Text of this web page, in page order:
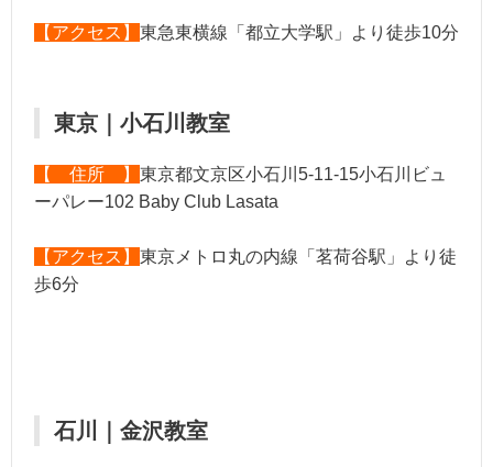
【アクセス】 東急東横線「都立大学駅」より徒歩10分
東京｜小石川教室
【 住所 】 東京都文京区小石川5-11-15小石川ビュ
ーパレー102 Baby Club Lasata
【アクセス】 東京メトロ丸の内線「茗荷谷駅」より徒
歩6分
石川｜金沢教室